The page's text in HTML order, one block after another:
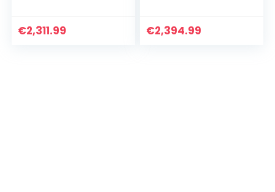
€2,311.99 €2,394.99